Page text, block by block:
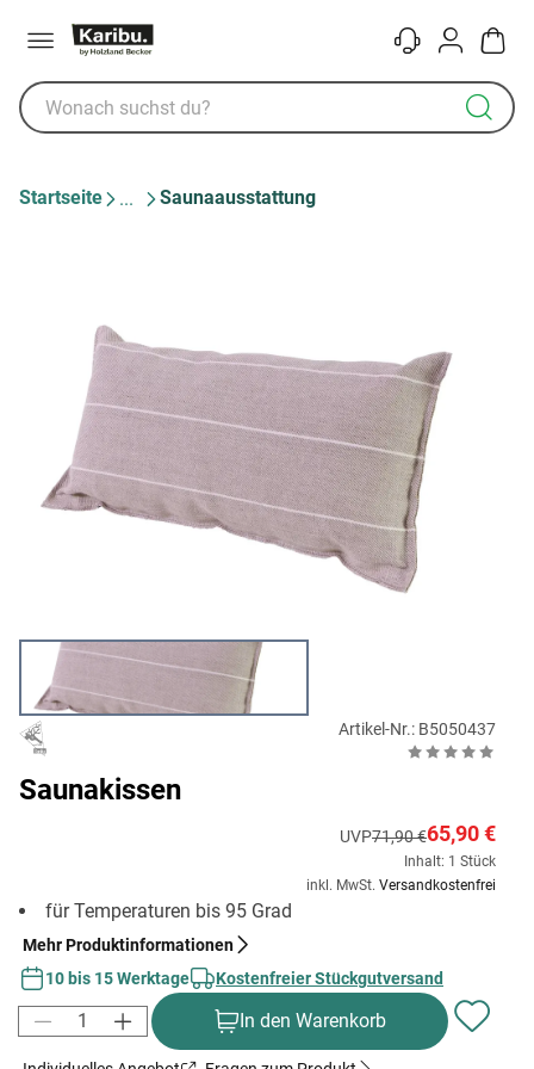
KontaktKonto
Startseite Saunaausstattung
Artikel-Nr.: B5050437
Saunakissen
UVP71,90 €65,90 €
Inhalt: 1 Stück
inkl. MwSt. Versandkostenfrei
für Temperaturen bis 95 Grad
Mehr Produktinformationen
10 bis 15 Werktage
Kostenfreier Stückgutversand
In den Warenkorb